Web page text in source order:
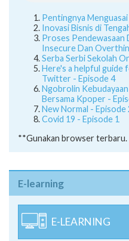
Pentingnya
Inovasi Bisnis di
Proses Pendewasaan
Insecure Dan
Serba Serbi Sekolah
Here's a helpful guide
Twitter - Episode 4
Ngobrolin
Bersama Kpoper -
New Normal - Episode
Covid 19 - Episode 1
**Gunakan browser terbaru.
E-learning
E-LEARNING